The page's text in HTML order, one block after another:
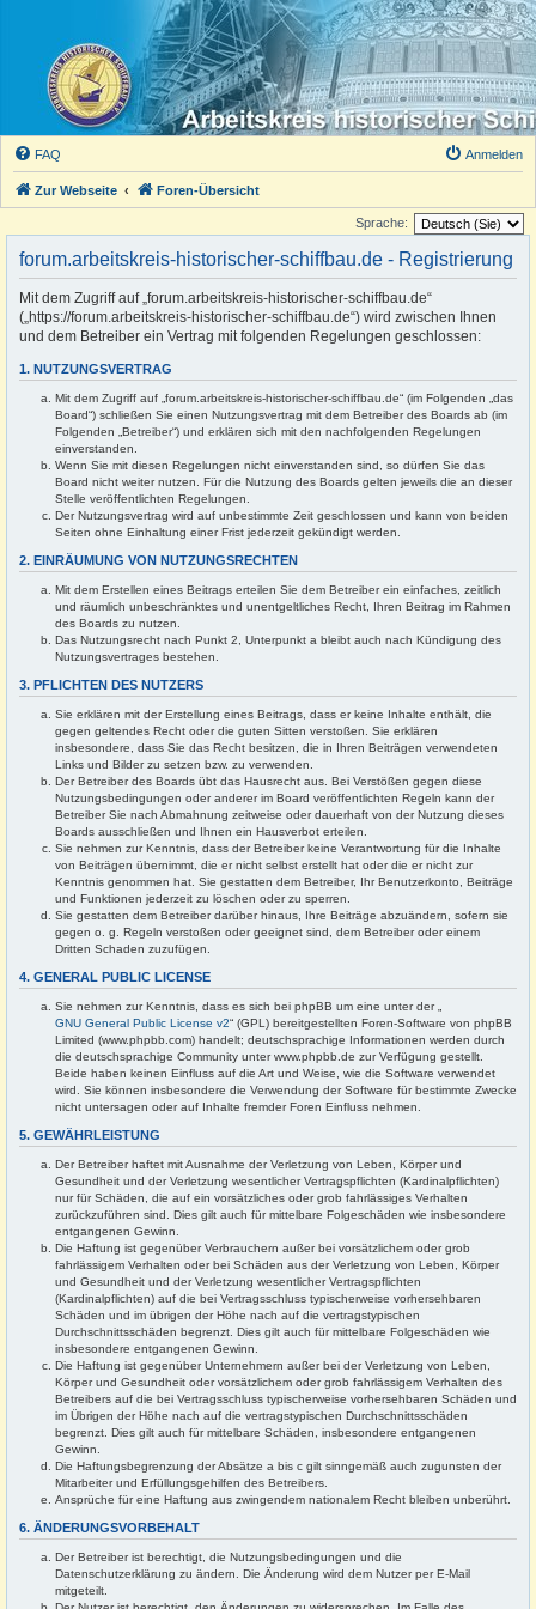
FAQ Anmelden
Zur Webseite Foren-Übersicht
Sprache:
forum.arbeitskreis-historischer-schiffbau.de - Registrierung
Mit dem Zugriff auf „forum.arbeitskreis-historischer-schiffbau.de“
(„https://forum.arbeitskreis-historischer-schiffbau.de“) wird zwischen Ihnen
und dem Betreiber ein Vertrag mit folgenden Regelungen geschlossen:
1. NUTZUNGSVERTRAG
Mit dem Zugriff auf „forum.arbeitskreis-historischer-schiffbau.de“ (im Folgenden „das
Board“) schließen Sie einen Nutzungsvertrag mit dem Betreiber des Boards ab (im
Folgenden „Betreiber“) und erklären sich mit den nachfolgenden Regelungen
einverstanden.
Wenn Sie mit diesen Regelungen nicht einverstanden sind, so dürfen Sie das
Board nicht weiter nutzen. Für die Nutzung des Boards gelten jeweils die an dieser
Stelle veröffentlichten Regelungen.
Der Nutzungsvertrag wird auf unbestimmte Zeit geschlossen und kann von beiden
Seiten ohne Einhaltung einer Frist jederzeit gekündigt werden.
2. EINRÄUMUNG VON NUTZUNGSRECHTEN
Mit dem Erstellen eines Beitrags erteilen Sie dem Betreiber ein einfaches, zeitlich
und räumlich unbeschränktes und unentgeltliches Recht, Ihren Beitrag im Rahmen
des Boards zu nutzen.
Das Nutzungsrecht nach Punkt 2, Unterpunkt a bleibt auch nach Kündigung des
Nutzungsvertrages bestehen.
3. PFLICHTEN DES NUTZERS
Sie erklären mit der Erstellung eines Beitrags, dass er keine Inhalte enthält, die
gegen geltendes Recht oder die guten Sitten verstoßen. Sie erklären
insbesondere, dass Sie das Recht besitzen, die in Ihren Beiträgen verwendeten
Links und Bilder zu setzen bzw. zu verwenden.
Der Betreiber des Boards übt das Hausrecht aus. Bei Verstößen gegen diese
Nutzungsbedingungen oder anderer im Board veröffentlichten Regeln kann der
Betreiber Sie nach Abmahnung zeitweise oder dauerhaft von der Nutzung dieses
Boards ausschließen und Ihnen ein Hausverbot erteilen.
Sie nehmen zur Kenntnis, dass der Betreiber keine Verantwortung für die Inhalte
von Beiträgen übernimmt, die er nicht selbst erstellt hat oder die er nicht zur
Kenntnis genommen hat. Sie gestatten dem Betreiber, Ihr Benutzerkonto, Beiträge
und Funktionen jederzeit zu löschen oder zu sperren.
Sie gestatten dem Betreiber darüber hinaus, Ihre Beiträge abzuändern, sofern sie
gegen o. g. Regeln verstoßen oder geeignet sind, dem Betreiber oder einem
Dritten Schaden zuzufügen.
4. GENERAL PUBLIC LICENSE
Sie nehmen zur Kenntnis, dass es sich bei phpBB um eine unter der „
GNU General Public License v2“ (GPL) bereitgestellten Foren-Software von phpBB
Limited (www.phpbb.com) handelt; deutschsprachige Informationen werden durch
die deutschsprachige Community unter www.phpbb.de zur Verfügung gestellt.
Beide haben keinen Einfluss auf die Art und Weise, wie die Software verwendet
wird. Sie können insbesondere die Verwendung der Software für bestimmte Zwecke
nicht untersagen oder auf Inhalte fremder Foren Einfluss nehmen.
5. GEWÄHRLEISTUNG
Der Betreiber haftet mit Ausnahme der Verletzung von Leben, Körper und
Gesundheit und der Verletzung wesentlicher Vertragspflichten (Kardinalpflichten)
nur für Schäden, die auf ein vorsätzliches oder grob fahrlässiges Verhalten
zurückzuführen sind. Dies gilt auch für mittelbare Folgeschäden wie insbesondere
entgangenen Gewinn.
Die Haftung ist gegenüber Verbrauchern außer bei vorsätzlichem oder grob
fahrlässigem Verhalten oder bei Schäden aus der Verletzung von Leben, Körper
und Gesundheit und der Verletzung wesentlicher Vertragspflichten
(Kardinalpflichten) auf die bei Vertragsschluss typischerweise vorhersehbaren
Schäden und im übrigen der Höhe nach auf die vertragstypischen
Durchschnittsschäden begrenzt. Dies gilt auch für mittelbare Folgeschäden wie
insbesondere entgangenen Gewinn.
Die Haftung ist gegenüber Unternehmern außer bei der Verletzung von Leben,
Körper und Gesundheit oder vorsätzlichem oder grob fahrlässigem Verhalten des
Betreibers auf die bei Vertragsschluss typischerweise vorhersehbaren Schäden und
im Übrigen der Höhe nach auf die vertragstypischen Durchschnittsschäden
begrenzt. Dies gilt auch für mittelbare Schäden, insbesondere entgangenen
Gewinn.
Die Haftungsbegrenzung der Absätze a bis c gilt sinngemäß auch zugunsten der
Mitarbeiter und Erfüllungsgehilfen des Betreibers.
Ansprüche für eine Haftung aus zwingendem nationalem Recht bleiben unberührt.
6. ÄNDERUNGSVORBEHALT
Der Betreiber ist berechtigt, die Nutzungsbedingungen und die
Datenschutzerklärung zu ändern. Die Änderung wird dem Nutzer per E-Mail
mitgeteilt.